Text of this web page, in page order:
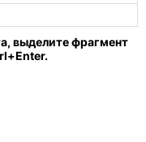
выделите фрагмент